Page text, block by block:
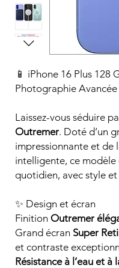
📱 iPhone 16 Plus 128
Photographie Avancée
Laissez-vous séduire
Outremer. Doté d’un
impressionnante et
intelligente, ce modèle
quotidien, avec style
✨ Design et écran
Finition Outremer
Grand écran Super
et contraste
Résistance à l’eau et à